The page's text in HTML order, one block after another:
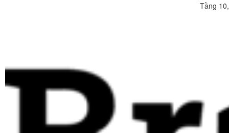
Tầng